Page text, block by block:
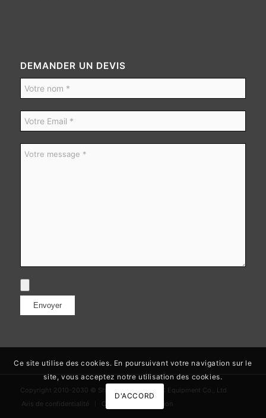
DEMANDER UN DEVIS
Copyright 2010-2030 © Shandong Tsinfa CNC Equipment Co., Ltd
Avis de confidentialité
Conditions d'utilisation
Ce site utilise des cookies. En poursuivant votre navigation sur le
site, vous acceptez notre utilisation des cookies.
D'ACCORD